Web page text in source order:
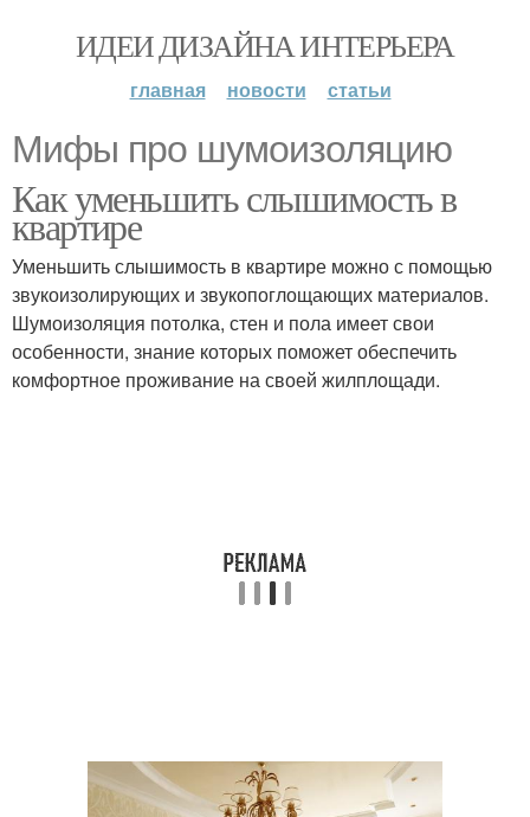
ИДЕИ ДИЗАЙНА ИНТЕРЬЕРА
главная новости статьи
Мифы про шумоизоляцию
Как уменьшить слышимость в
квартире
Уменьшить слышимость в квартире можно с помощью
звукоизолирующих и звукопоглощающих материалов.
Шумоизоляция потолка, стен и пола имеет свои
особенности, знание которых поможет обеспечить
комфортное проживание на своей жилплощади.